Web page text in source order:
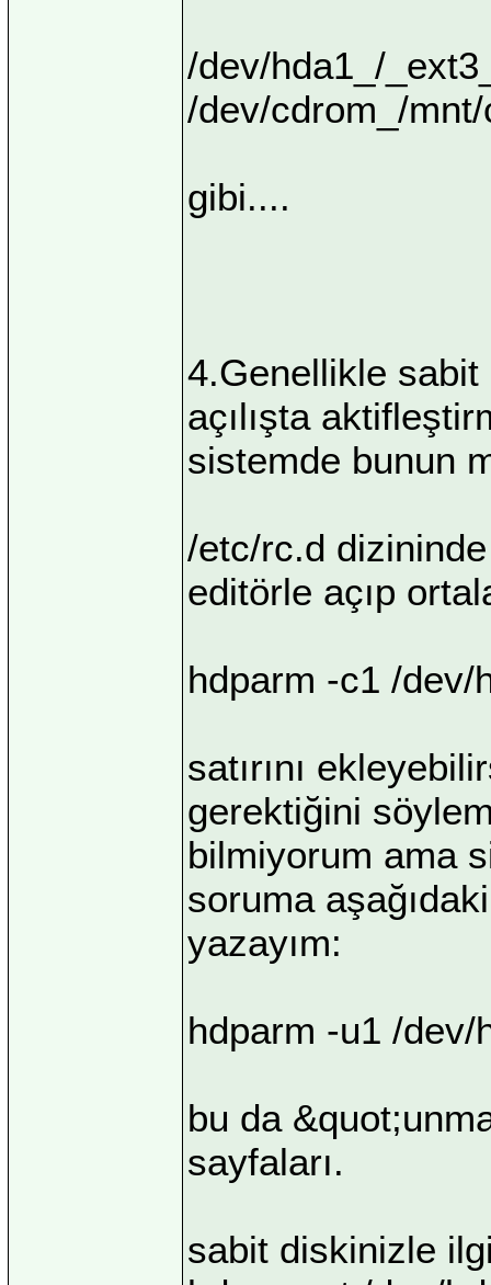
/dev/hda1_/
/dev/cdrom_/
gibi....
4.Genellikle
açılışta
sistemde bunun
/etc/rc.d
editörle açıp
hdparm -c1 /dev/
satırını
gerektiğini
bilmiyorum ama
soruma
yazayım:
hdparm -u1 /dev/
bu da
sayfaları.
sabit diskinizle